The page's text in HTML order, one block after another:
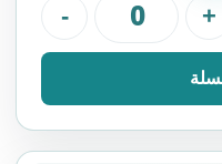
- +